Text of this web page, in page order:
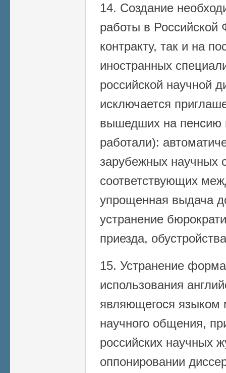
14. Создание
работы в Российской
контракту, так и на
иностранных
российской научной
исключается
вышедших на пенсию
работали):
зарубежных научных
соответствующих
упрощенная выдача
устранение
приезда,
15. Устранение
использования
являющегося языком
научного общения,
российских научных
оппонировании